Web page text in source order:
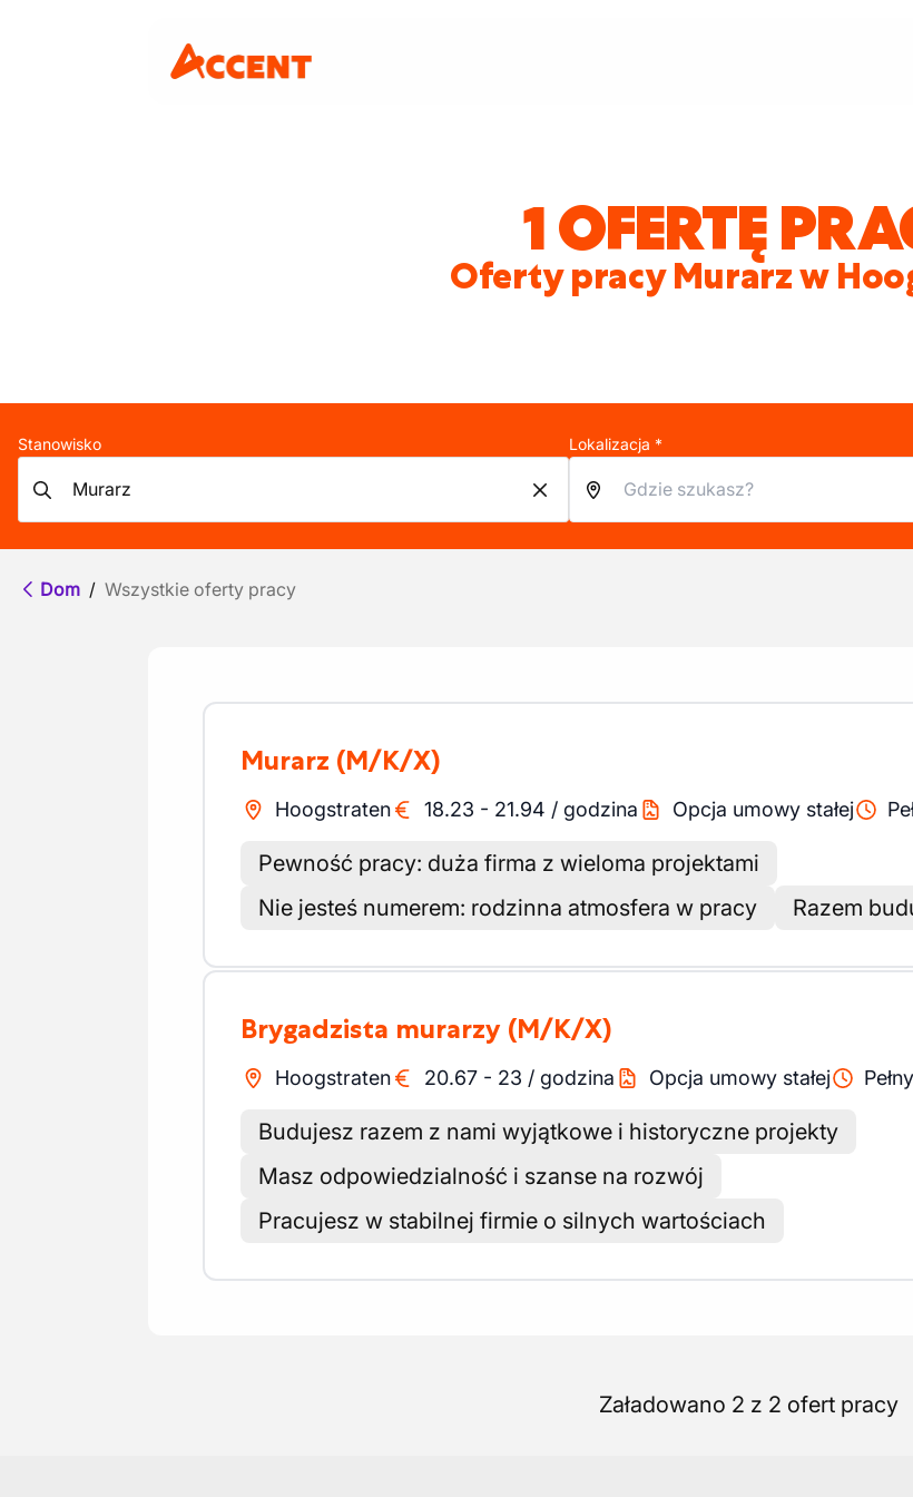
1 OFERTĘ
Oferty pracy Murarz w
Stanowisko Lokalizacja *
Dom / Wszystkie oferty pracy
Murarz (M/K/X)
Hoogstraten 18.23 - 21.94 / godzina Opcja umowy stałej
Pewność pracy: duża firma z wieloma projektami
Nie jesteś numerem: rodzinna atmosfera w pracy
Razem
Brygadzista murarzy (M/K/X)
Hoogstraten 20.67 - 23 / godzina Opcja umowy stałej
Budujesz razem z nami wyjątkowe i historyczne projekty
Masz odpowiedzialność i szanse na rozwój
Pracujesz w stabilnej firmie o silnych wartościach
Załadowano 2 z 2 ofert pracy